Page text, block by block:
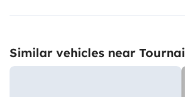
Similar vehicles near Tournai